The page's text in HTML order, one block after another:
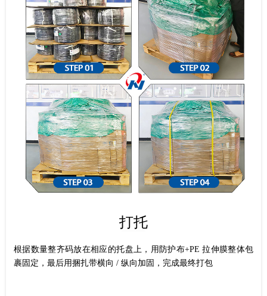
打托
根据数量整齐码放在相应的托盘上，用防护布+PE 拉伸膜整体包
裹固定，最后用捆扎带横向 / 纵向加固，完成最终打包